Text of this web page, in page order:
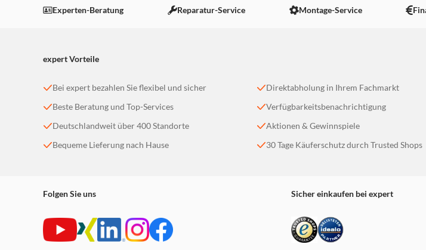
Experten-Beratung Reparatur-Service Montage-Service
expert Vorteile
Bei expert bezahlen Sie flexibel und sicher
Beste Beratung und Top-Services
Deutschlandweit über 400 Standorte
Bequeme Lieferung nach Hause
Direktabholung in Ihrem Fachmarkt
Verfügbarkeitsbenachrichtigung
Aktionen & Gewinnspiele
30 Tage Käuferschutz durch Trusted Shops
Folgen Sie uns Sicher einkaufen bei expert